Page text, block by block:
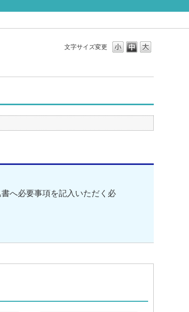
文字サイズ変更
へ必要事項を記入いただく必